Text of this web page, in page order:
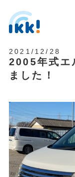
2021/12/28
2005年式エ
ました！